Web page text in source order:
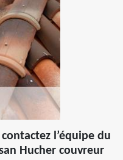
l’équipe du
Hucher couvreur